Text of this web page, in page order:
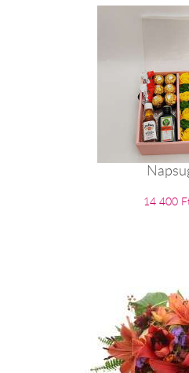
14 400